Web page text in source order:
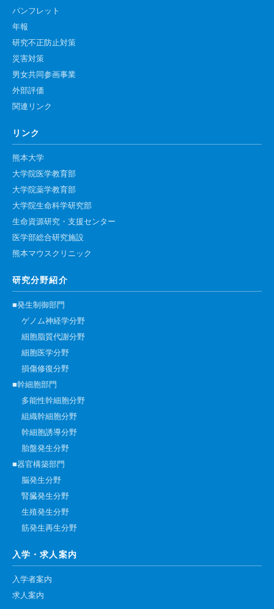
パンフレット
年報
研究不正防止対策
災害対策
男女共同参画事業
外部評価
関連リンク
リンク
熊本大学
大学院医学教育部
大学院薬学教育部
大学院生命科学研究部
生命資源研究・支援センター
医学部総合研究施設
熊本マウスクリニック
研究分野紹介
■発生制御部門
ゲノム神経学分野
細胞脂質代謝分野
細胞医学分野
損傷修復分野
■幹細胞部門
多能性幹細胞分野
組織幹細胞分野
幹細胞誘導分野
胎盤発生分野
■器官構築部門
脳発生分野
腎臓発生分野
生殖発生分野
筋発生再生分野
入学・求人案内
入学者案内
求人案内